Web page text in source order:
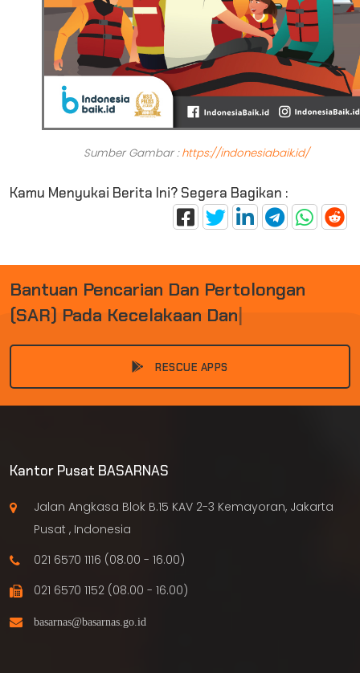
Sumber Gambar :https://indonesiabaik.id/
Kamu Menyukai Berita Ini? Segera Bagikan :
BANTUAN PENCARIAN DAN PERTOLONGAN
(SAR) PADA KECELAKAAN DAN
RESCUE APPS
Kantor Pusat BASARNAS
Jalan Angkasa Blok B.15 KAV 2-3 Kemayoran, Jakarta
Pusat , Indonesia
021 6570 1116 (08.00 - 16.00)
021 6570 1152 (08.00 - 16.00)